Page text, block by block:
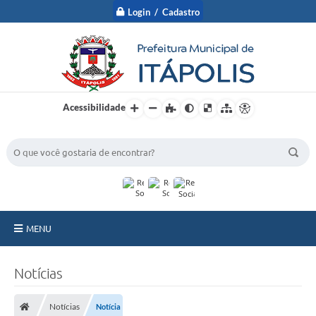
Login / Cadastro
Acessibilidade
MENU
Notícias
Notícias Notícia